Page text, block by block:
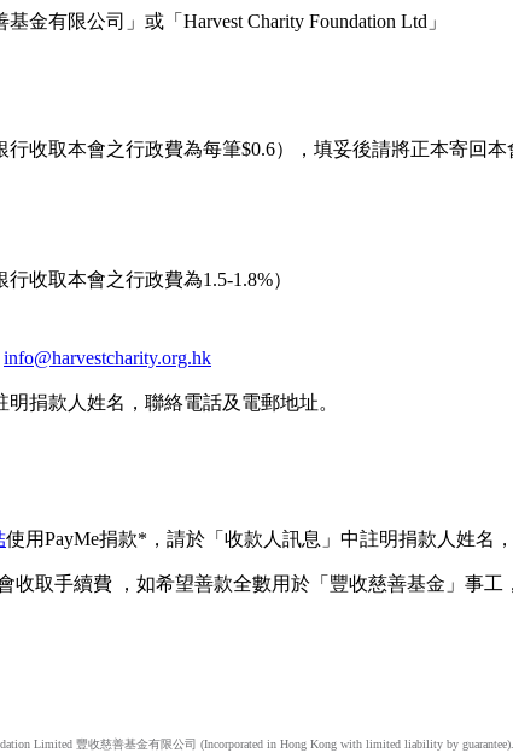
金有限公司」或「Harvest Charity Foundation Ltd」
行收取本會之行政費為每筆$0.6），填妥後請將正本寄回本
行收取本會之行政費為1.5-1.8%）
info@harvestcharity.org.hk
捐款人姓名，聯絡電話及電郵地址。
使用PayMe捐款*， 請於「收款人訊息」中註明捐款人姓名
收取手續費 ，如希望善款全數用於「豐收慈善基金」事
Limited 豐收慈善基金有限公司 (Incorporated in Hong Kong with limited liability by